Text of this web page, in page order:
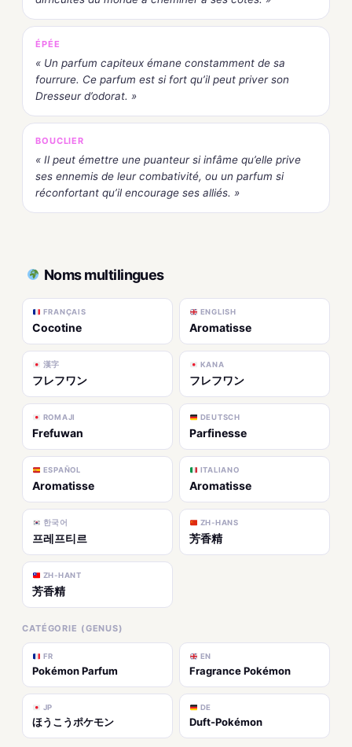
ÉPÉE
« Un parfum capiteux émane constamment de sa
fourrure. Ce parfum est si fort qu’il peut priver son
Dresseur d’odorat. »
BOUCLIER
« Il peut émettre une puanteur si infâme qu’elle prive
ses ennemis de leur combativité, ou un parfum si
réconfortant qu’il encourage ses alliés. »
Noms multilingues
FRANÇAIS
Cocotine
ENGLISH
Aromatisse
漢字
フレフワン
KANA
フレフワン
ROMAJI
Frefuwan
DEUTSCH
Parfinesse
ESPAÑOL
Aromatisse
ITALIANO
Aromatisse
한국어
프레프티르
ZH-HANS
芳香精
ZH-HANT
芳香精
CATÉGORIE (GENUS)
FR
Pokémon Parfum
EN
Fragrance Pokémon
JP
ほうこうポケモン
DE
Duft-Pokémon